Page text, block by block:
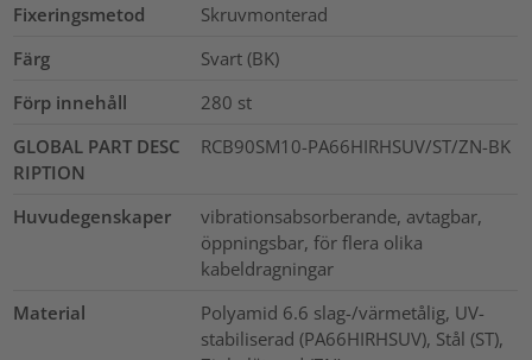
Fixeringsmetod
Skruvmonterad
Färg
Svart (BK)
Förp innehåll
280 st
GLOBAL PART DESC
RIPTION
RCB90SM10-PA66HIRHSUV/ST/ZN-BK
Huvudegenskaper
vibrationsabsorberande, avtagbar,
öppningsbar, för flera olika
kabeldragningar
Material
Polyamid 6.6 slag-/värmetålig, UV-
stabiliserad (PA66HIRHSUV), Stål (ST),